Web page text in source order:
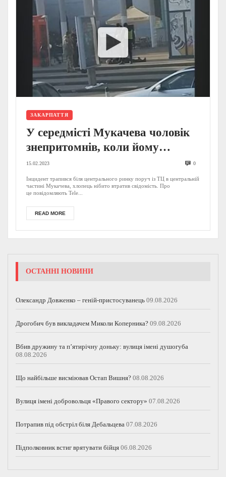
ЗАКАРПАТТЯ
У середмісті Мукачева чоловік
знепритомнів, коли йому
вручали повістку (ВІДЕО)
15.02.2023 0
Інцидент трапився біля центрального ринку поруч із ТЦ в центральній
частині Мукачева, хлопець нібито втратив свідомість. Про
це повідомляють Tele...
READ MORE
ОСТАННІ НОВИНИ
Олександр Довженко – геній-пристосуванець 09.08.2026
Дрогобич був викладачем Миколи Коперника? 09.08.2026
Вбив дружину та п’ятирічну доньку: вулиця імені душогуба
08.08.2026
Що найбільше висміював Остап Вишня? 08.08.2026
Вулиця імені добровольця «Правого сектору» 07.08.2026
Потрапив під обстріл біля Дебальцева 07.08.2026
Підполковник встиг врятувати бійця 06.08.2026